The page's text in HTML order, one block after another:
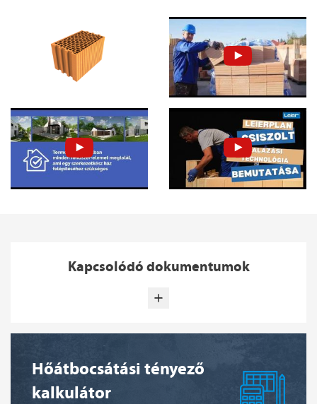
Kapcsolódó dokumentumok
Hőátbocsátási tényező
kalkulátor